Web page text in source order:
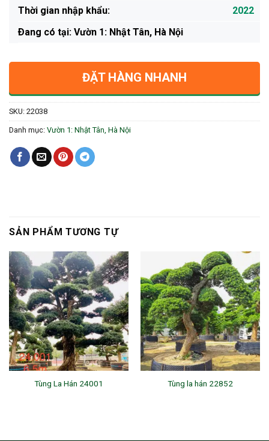
Thời gian nhập khẩu:
2022
Ðang có tại: Vườn 1: Nhật Tân, Hà Nội
ĐẶT HÀNG NHANH
SKU: 22038
Danh mục: Vườn 1: Nhật Tân, Hà Nội
SẢN PHẨM TƯƠNG TỰ
Tùng La Hán 24001 Tùng la hán 22852